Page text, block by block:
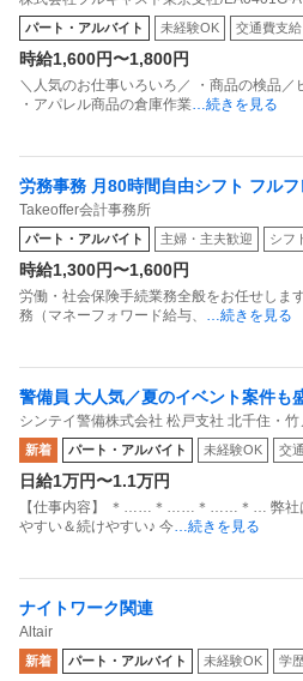
パート・アルバイト 未経験OK 交通費支給
時給1,600円〜1,800円
＼人気のお仕事いろいろ／ ・商品の検品
・アパレル商品の倉庫作業…続きを見る
労務事務 月80時間自由シフト フル
躍中
Takeoffer会計事務所
パート・アルバイト 主婦・主夫歓迎 シフ
時給1,300円〜1,600円
労働・社会保険手続業務全般をお任せしま
務（マネーフォワード給与、 …続きを見る
警備員 大人気／夏のイベント案件も
払いもOK／毎週水曜日がお給料日
くURLから面接日時を選んでね交通
問題なし！未経験歓迎 ／ 警備スタッフ
シンテイ警備株式会社 松戸支社 北千住・
203200113
新着 パート・アルバイト 未経験OK 交
日給1万円〜1.1万円
【仕事内容】 ＊……＊……＊……＊… 弊社
やすい＆続けやすい♪ 今…続きを見る
ナイトワーク関連
Altair
新着 パート・アルバイト 未経験OK 学